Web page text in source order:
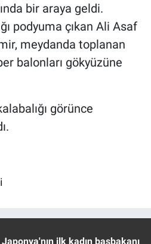
bir araya geldi.
podyuma çıkan Ali Asaf
meydanda toplanan
balonları gökyüzüne
görünce
Japonya'nın ilk kadın başbakanı